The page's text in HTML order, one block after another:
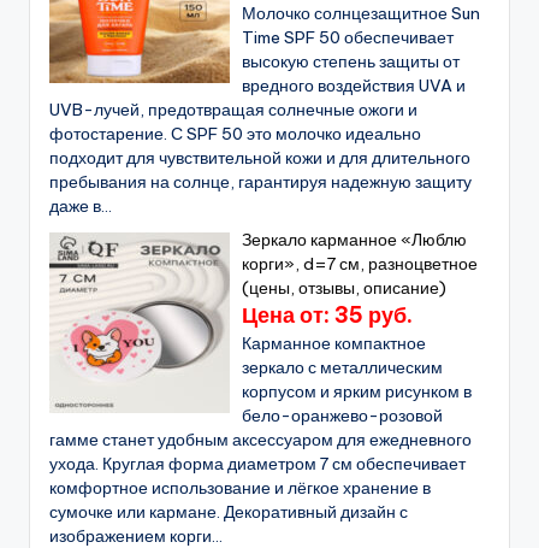
Молочко солнцезащитное Sun
Time SPF 50 обеспечивает
высокую степень защиты от
вредного воздействия UVA и
UVB-лучей, предотвращая солнечные ожоги и
фотостарение. С SPF 50 это молочко идеально
подходит для чувствительной кожи и для длительного
пребывания на солнце, гарантируя надежную защиту
даже в...
Зеркало карманное «Люблю
корги», d=7 см, разноцветное
(цены, отзывы, описание)
Цена от: 35 руб.
Карманное компактное
зеркало с металлическим
корпусом и ярким рисунком в
бело-оранжево-розовой
гамме станет удобным аксессуаром для ежедневного
ухода. Круглая форма диаметром 7 см обеспечивает
комфортное использование и лёгкое хранение в
сумочке или кармане. Декоративный дизайн с
изображением корги...